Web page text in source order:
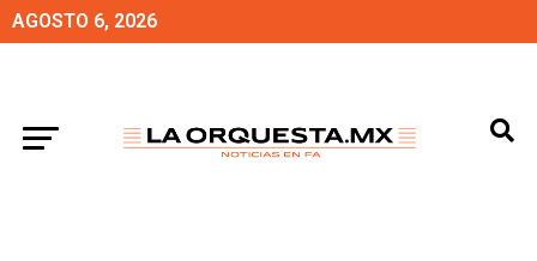
AGOSTO 6, 2026